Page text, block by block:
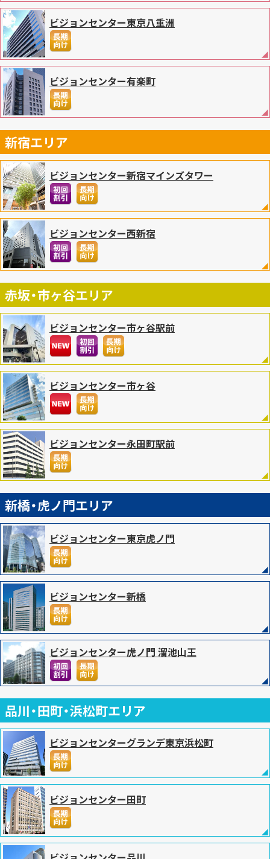
2025.05.02
お知らせ 『夏の懇親会キャンペーン』7月～9月に懇親会・パーティ
ー利用で室料50％OFF！
納涼会や暑気払いにオススメです。詳しくは
2025.03.14
お知らせ 品川エリアに2施設目となる『
ックス』 早くも増床決定！
地下1階（2025年4月1日 オープン）・5階（2025年4月下旬 オープン）
先行予約受付中
2025.03.10
お知らせ 高速光回線NUROを導入しました！ビジョンセンター東京
虎ノ門、ビジョンセンター東京 京橋にてご利用いただけます。
詳しくはこちらをご確認ください。
2025.02.28
お知らせ 2025年3月3日より、予約受付期間及び施設ご利用規約を
変更させていただきます。
詳しくはこちらをご確認ください。
2025.02.25
お知らせ 品川エリアに2施設目となる『ビジョンセンター品川アネ
ックス』 2025年4月1日 オープン！
ビジョンセンター品川 の姉妹店として、先行予約受付中
2024.12.20
お知らせ 年末年始の営業について『対象期間：12月27日（金）〜
2025年1月5日（日）まで』
対象期間中のお問い合わせに関しまして、極力お問合せフォームまた
はメールにてご連絡をお願い致します。
※施設ごとに年末の閉館日が異なるため、お急ぎの場合は施設直通番
号にてお問い合わせください。
※2025年1月6日（月）より、営業（予約受付）開始となります。
ご不便をお掛けいたしますが、何卒ご理解とご協力賜りますようお願
い申し上げます。
2024.12.11
お知らせ 「新年会」のお問い合わせを数多く頂いております。
お問い合わせが集中している日程につきましては、ご案内できない場
合もございますので、
ご予算・ご利用人数などお決まりでいない場合でも、まずはお気軽に
ご相談くださいませ。
2024.10.15
お知らせ 「忘年会」のお問い合わせを数多く頂いております。
お問い合わせが集中している日程につきましては、ご案内できない場
合もございますので、
ご予算・ご利用人数などお決まりでいない場合でも、まずはお気軽に
ご相談くださいませ。
2024.09.18
お知らせ 現在、貸会議室の「内覧」「下見」のお問い合わせを数多く
頂いております。
ご来館の際は、事前にご連絡頂けるとよりスムーズにご案内でき、ま
たパソコンやネットワーク環境の
接続チェックなども何度でも承っておりますので、是非お気軽にお問
い合わせくださいませ。
2024.08.01
お知らせ
夏季お盆時について『対象期間：2024年8月13日（火）〜
2024年8月14日（水）まで』
対象期間中のお問い合わせに関しまして、極力お問合せフォームまた
はメールにてご連絡をお願い致します。
ご不便をお掛けいたしますが、何卒ご理解とご協力賜りますようお願
い申し上げます。
2024.07.23
お知らせ 貸会議室の『期間借し』ページ
ご利用可能なオフィススペースです。
プロジェクトオフィス / 短期オフィス/面接・研修スペース / 現場事務
所に最適です。 予約受付中
ビジョンセンター東京八重洲
ビジョンセンター有楽町
新宿エリア
ビジョンセンター新宿マインズタワー
ビジョンセンター西新宿
赤坂・市ヶ谷エリア
ビジョンセンター市ヶ谷駅前
ビジョンセンター市ヶ谷
ビジョンセンター永田町駅前
新橋・虎ノ門エリア
ビジョンセンター東京虎ノ門
ビジョンセンター新橋
ビジョンセンター虎ノ門 溜池山王
品川・田町・浜松町エリア
ビジョンセンターグランデ東京浜松町
ビジョンセンター田町